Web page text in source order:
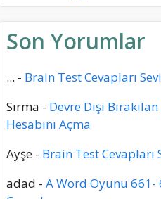
Son Yorumlar
... - Brain Test Cevapları
Sırma - Devre Dışı
Hesabını Açma
Ayşe - Brain Test Cevapları
adad - A Word Oyunu 661-